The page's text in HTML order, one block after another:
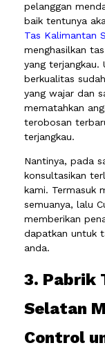
pelanggan
baik tentunya
Tas Kalimantan
menghasilkan
yang terjangkau.
berkualitas
yang wajar dan
mematahkan
terobosan
terjangkau.
Nantinya, pada
konsultasikan
kami. Termasuk
semuanya, lalu
memberikan
dapatkan untuk
anda.
3. Pabrik
Selatan
Control